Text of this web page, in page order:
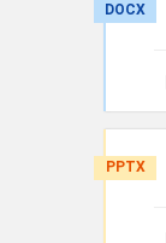
DOCX
PPTX